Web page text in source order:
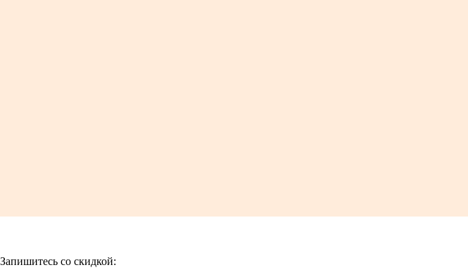
Запишитесь со скидкой: